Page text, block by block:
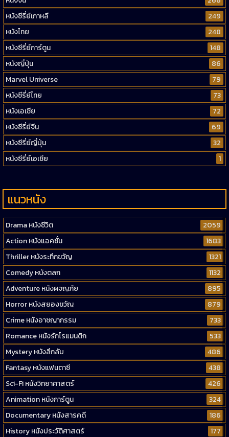
หนังซีรี่ย์เกาหลี
249
หนังไทย
248
หนังซีรี่ย์การ์ตูน
148
หนังญี่ปุ่น
86
Marvel Universe
79
หนังซีรี่ย์ไทย
73
หนังเอเชีย
72
หนังซีรี่ย์จีน
69
หนังซีรี่ย์ญี่ปุ่น
32
หนังซีรี่ย์เอเชีย
1
แนวหนัง
Drama หนังชีวิต
2059
Action หนังแอคชั่น
1683
Thriller หนังระทึกขวัญ
1321
Comedy หนังตลก
1132
Adventure หนังผจญภัย
895
Horror หนังสยองขวัญ
879
Crime หนังอาชญากรรม
733
Romance หนังรักโรแมนติก
533
Mystery หนังลึกลับ
486
Fantasy หนังแฟนตาซี
438
Sci-Fi หนังวิทยาศาสตร์
426
Animation หนังการ์ตูน
324
Documentary หนังสารคดี
186
History หนังประวัติศาสตร์
177